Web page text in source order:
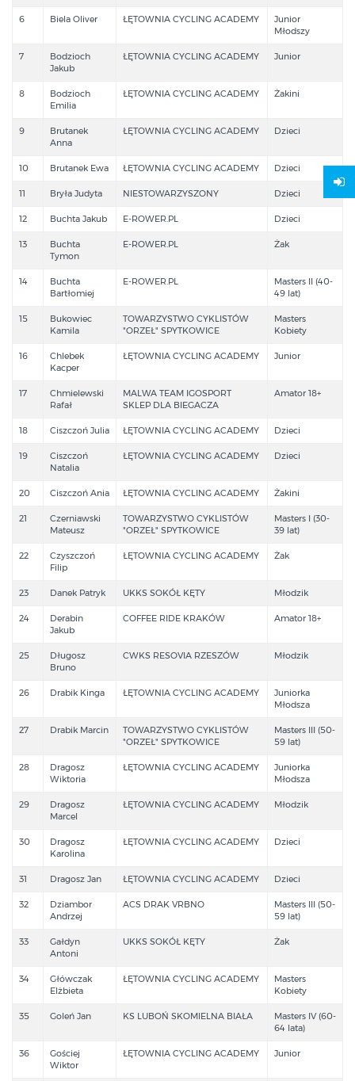
6 Biela Oliver ŁĘTOWNIA CYCLING ACADEMY
Junior
Młodszy
7
Bodzioch
Jakub
ŁĘTOWNIA CYCLING ACADEMY Junior
8
Bodzioch
Emilia
ŁĘTOWNIA CYCLING ACADEMY Żakini
9
Brutanek
Anna
ŁĘTOWNIA CYCLING ACADEMY Dzieci
10 Brutanek Ewa ŁĘTOWNIA CYCLING ACADEMY Dzieci
11 Bryła Judyta NIESTOWARZYSZONY Dzieci
12 Buchta Jakub E-ROWER.PL Dzieci
13
Buchta
Tymon
E-ROWER.PL Żak
14
Buchta
Bartłomiej
E-ROWER.PL
Masters II (40-
49 lat)
15
Bukowiec
Kamila
TOWARZYSTWO CYKLISTÓW
"ORZEŁ" SPYTKOWICE
Masters
Kobiety
16
Chlebek
Kacper
ŁĘTOWNIA CYCLING ACADEMY Junior
17
Chmielewski
Rafał
MALWA TEAM IGOSPORT
SKLEP DLA BIEGACZA
Amator 18+
18 Ciszczoń Julia ŁĘTOWNIA CYCLING ACADEMY Dzieci
19
Ciszczoń
Natalia
ŁĘTOWNIA CYCLING ACADEMY Dzieci
20 Ciszczoń Ania ŁĘTOWNIA CYCLING ACADEMY Żakini
21
Czerniawski
Mateusz
TOWARZYSTWO CYKLISTÓW
"ORZEŁ" SPYTKOWICE
Masters I (30-
39 lat)
22
Czyszczoń
Filip
ŁĘTOWNIA CYCLING ACADEMY Żak
23 Danek Patryk UKKS SOKÓŁ KĘTY Młodzik
24
Derabin
Jakub
COFFEE RIDE KRAKÓW Amator 18+
25
Długosz
Bruno
CWKS RESOVIA RZESZÓW Młodzik
26 Drabik Kinga ŁĘTOWNIA CYCLING ACADEMY
Juniorka
Młodsza
27 Drabik Marcin
TOWARZYSTWO CYKLISTÓW
"ORZEŁ" SPYTKOWICE
Masters III (50-
59 lat)
28
Dragosz
Wiktoria
ŁĘTOWNIA CYCLING ACADEMY
Juniorka
Młodsza
29
Dragosz
Marcel
ŁĘTOWNIA CYCLING ACADEMY Młodzik
30
Dragosz
Karolina
ŁĘTOWNIA CYCLING ACADEMY Dzieci
31 Dragosz Jan ŁĘTOWNIA CYCLING ACADEMY Dzieci
32
Dziambor
Andrzej
ACS DRAK VRBNO
Masters III (50-
59 lat)
33
Gałdyn
Antoni
UKKS SOKÓŁ KĘTY Żak
34
Główczak
Elżbieta
ŁĘTOWNIA CYCLING ACADEMY
Masters
Kobiety
35 Goleń Jan KS LUBOŃ SKOMIELNA BIAŁA
Masters IV (60-
64 lata)
36
Gościej
Wiktor
ŁĘTOWNIA CYCLING ACADEMY Junior